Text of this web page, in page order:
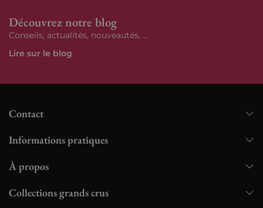
Découvrez notre blog
Conseils, actualités, nouveautés, ...
Lire sur le blog
Contact
Informations pratiques
À propos
Collections grands crus